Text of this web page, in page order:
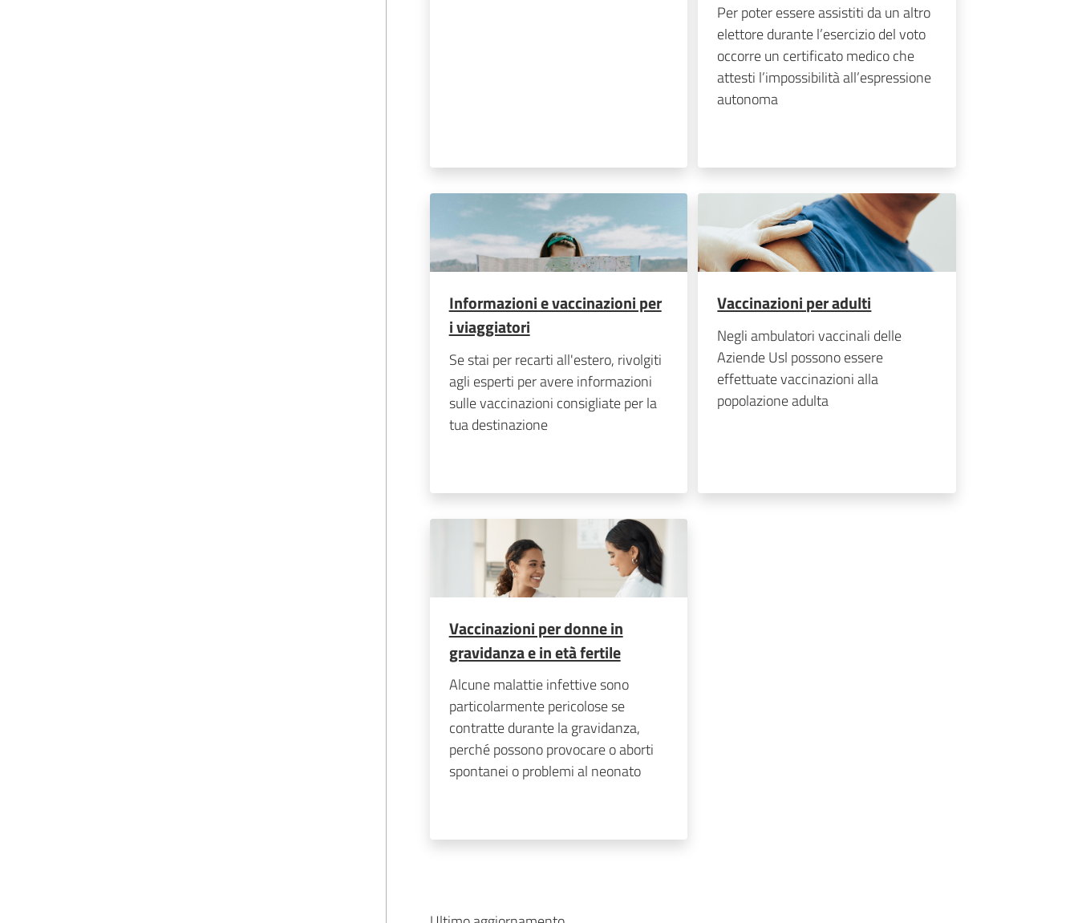
Per poter essere assistiti da un altro
elettore durante l’esercizio del voto
occorre un certificato medico che
attesti l’impossibilità all’espressione
autonoma
Informazioni e vaccinazioni per
i viaggiatori
Se stai per recarti all'estero, rivolgiti
agli esperti per avere informazioni
sulle vaccinazioni consigliate per la
tua destinazione
Vaccinazioni per adulti
Negli ambulatori vaccinali delle
Aziende Usl possono essere
effettuate vaccinazioni alla
popolazione adulta
Vaccinazioni per donne in
gravidanza e in età fertile
Alcune malattie infettive sono
particolarmente pericolose se
contratte durante la gravidanza,
perché possono provocare o aborti
spontanei o problemi al neonato